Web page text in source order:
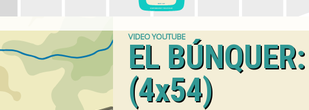
VIDEO YOUTUBE
EL
(4x54)